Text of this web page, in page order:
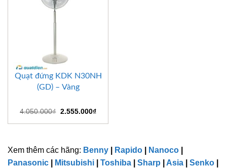
Quạt đứng KDK N30NH
(GD) – Vàng
4.050.000₫ Giá
là:
2.555.000₫Giá
tại
Xem thêm các hãng: Benny Rapido Nanoco
Panasonic
Mitsubishi Toshiba Sharp Asia Senko